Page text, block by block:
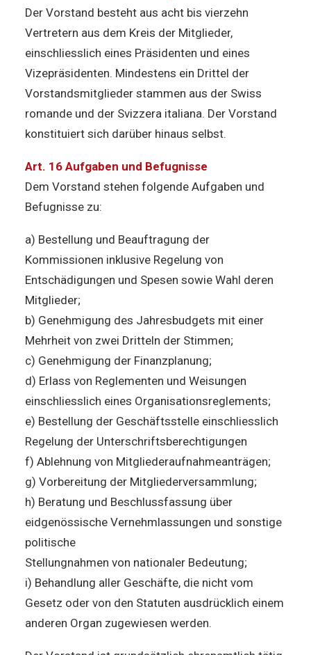
Der Vorstand besteht aus acht bis vierzehn
Vertretern aus dem Kreis der Mitglieder,
einschliesslich eines Präsidenten und eines
Vizepräsidenten. Mindestens ein Drittel der
Vorstandsmitglieder stammen aus der Swiss
romande und der Svizzera italiana. Der Vorstand
konstituiert sich darüber hinaus selbst.
Art. 16 Aufgaben und Befugnisse
Dem Vorstand stehen folgende Aufgaben und
Befugnisse zu:
a) Bestellung und Beauftragung der
Kommissionen inklusive Regelung von
Entschädigungen und Spesen sowie Wahl deren
Mitglieder;
b) Genehmigung des Jahresbudgets mit einer
Mehrheit von zwei Dritteln der Stimmen;
c) Genehmigung der Finanzplanung;
d) Erlass von Reglementen und Weisungen
einschliesslich eines Organisationsreglements;
e) Bestellung der Geschäftsstelle einschliesslich
Regelung der Unterschriftsberechtigungen
f) Ablehnung von Mitgliederaufnahmeanträgen;
g) Vorbereitung der Mitgliederversammlung;
h) Beratung und Beschlussfassung über
eidgenössische Vernehmlassungen und sonstige
politische
Stellungnahmen von nationaler Bedeutung;
i) Behandlung aller Geschäfte, die nicht vom
Gesetz oder von den Statuten ausdrücklich einem
anderen Organ zugewiesen werden.